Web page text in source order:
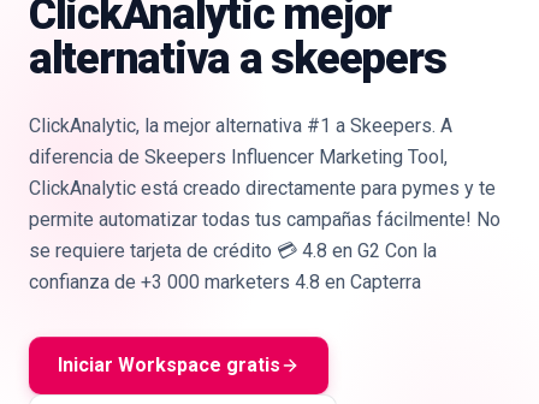
Herramientas
ClickAnalytic mejor
alternativa a skeepers
ClickAnalytic, la mejor alternativa #1 a Skeepers. A
diferencia de Skeepers Influencer Marketing Tool,
ClickAnalytic está creado directamente para pymes y te
permite automatizar todas tus campañas fácilmente! No
se requiere tarjeta de crédito 💳 4.8 en G2 Con la
confianza de +3 000 marketers 4.8 en Capterra
Iniciar Workspace gratis